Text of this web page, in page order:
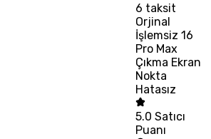
6 taksit
Orjinal
İşlemsiz 16
Pro Max
Çıkma Ekran
Nokta
Hatasız
5.0 Satıcı
Puanı